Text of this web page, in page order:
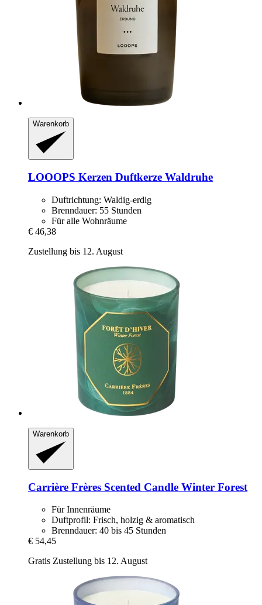
Warenkorb
LOOOPS Kerzen Duftkerze Waldruhe
Duftrichtung: Waldig-erdig
Brenndauer: 55 Stunden
Für alle Wohnräume
€ 46,38
Zustellung bis 12. August
Warenkorb
Carrière Frères Scented Candle Winter Forest
Für Innenräume
Duftprofil: Frisch, holzig & aromatisch
Brenndauer: 40 bis 45 Stunden
€ 54,45
Gratis Zustellung bis 12. August